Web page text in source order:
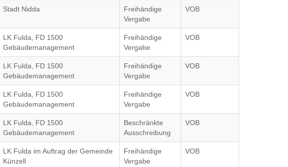
Stadt Nidda
Freihändige
Vergabe
VOB
LK Fulda, FD 1500
Gebäudemanagement
Freihändige
Vergabe
VOB
LK Fulda, FD 1500
Gebäudemanagement
Freihändige
Vergabe
VOB
LK Fulda, FD 1500
Gebäudemanagement
Freihändige
Vergabe
VOB
LK Fulda, FD 1500
Gebäudemanagement
Beschränkte
Ausschreibung
VOB
LK Fulda im Auftrag der Gemeinde
Künzell
Freihändige
Vergabe
VOB